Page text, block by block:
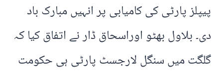
پیپلز پارٹی کی کامیابی پر انہیں مبارک باد
دی۔ بلاول بھٹو اوراسحاق ڈار نے اتفاق کیا کہ
گلگت میں سنگل لارجسٹ پارٹی ہی حکومت